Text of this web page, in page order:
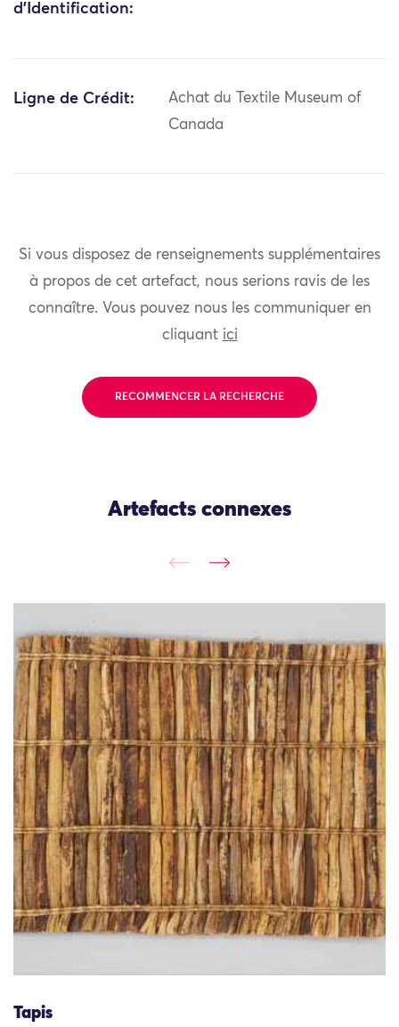
d'Identification:
Ligne de Crédit:
Achat du Textile Museum of
Canada
Si vous disposez de renseignements supplémentaires
à propos de cet artefact, nous serions ravis de les
connaître. Vous pouvez nous les communiquer en
cliquant ici
RECOMMENCER LA RECHERCHE
Artefacts connexes
Tapis